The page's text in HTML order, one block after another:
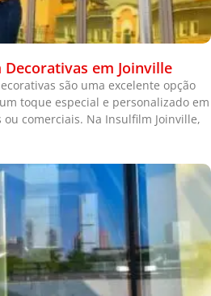
em Joinville
são uma excelente opção
toque especial e personalizado em
comerciais. Na Insulfilm Joinville,